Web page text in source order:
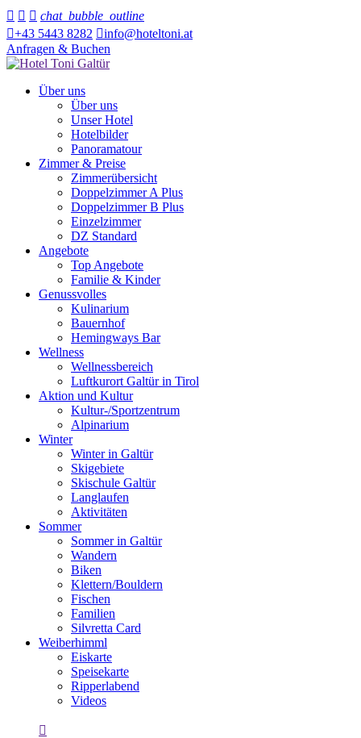
   chat_bubble_outline
+43 5443 8282 info@hoteltoni.at
Anfragen & Buchen
Über uns
Über uns
Unser Hotel
Hotelbilder
Panoramatour
Zimmer & Preise
Zimmerübersicht
Doppelzimmer A Plus
Doppelzimmer B Plus
Einzelzimmer
DZ Standard
Angebote
Top Angebote
Familie & Kinder
Genussvolles
Kulinarium
Bauernhof
Hemingways Bar
Wellness
Wellnessbereich
Luftkurort Galtür in Tirol
Aktion und Kultur
Kultur-/Sportzentrum
Alpinarium
Winter
Winter in Galtür
Skigebiete
Skischule Galtür
Langlaufen
Aktivitäten
Sommer
Sommer in Galtür
Wandern
Biken
Klettern/Bouldern
Fischen
Familien
Silvretta Card
Weiberhimml
Eiskarte
Speisekarte
Ripperlabend
Videos
